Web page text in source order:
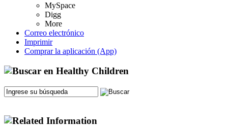
MySpace
Digg
More
Correo electrónico
Imprimir
Comprar la aplicación (App)